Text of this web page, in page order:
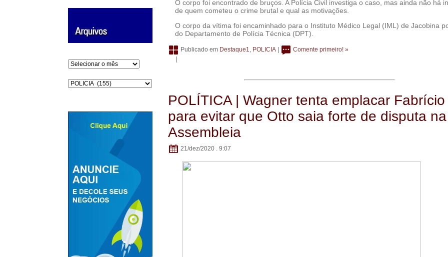
Arquivos
Categorias
O corpo foi encontrado de bruços. A Polícia Civil investiga o caso, mas ainda não há
de quem cometeu o crime brutal e qual as motivações.
O corpo da vítima foi encaminhado para o Instituto Médico Legal (IML) de Jacobina
do Departamento de Polícia Técnica (DPT).
Publicado em Destaque1, POLICIA
Comente primeiro! »
POLÍTICA | Wagner tenta emplacar Fabrício
para evitar que Otto saia forte de disputa na
Assembleia
21/dez/2020 . 9:07